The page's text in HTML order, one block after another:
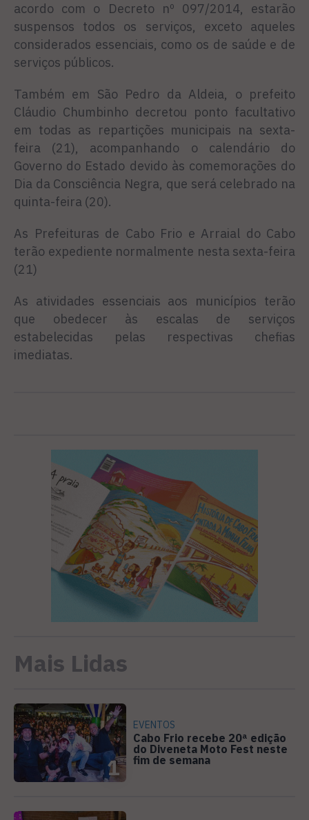
acordo com o Decreto nº 097/2014, estarão
suspensos todos os serviços, exceto aqueles
considerados essenciais, como os de saúde e de
serviços públicos.
Também em São Pedro da Aldeia, o prefeito
Cláudio Chumbinho decretou ponto facultativo
em todas as repartições municipais na sexta-
feira (21), acompanhando o calendário do
Governo do Estado devido às comemorações do
Dia da Consciência Negra, que será celebrado na
quinta-feira (20).
As Prefeituras de Cabo Frio e Arraial do Cabo
terão expediente normalmente nesta sexta-feira
(21)
As atividades essenciais aos municípios terão
que obedecer às escalas de serviços
estabelecidas pelas respectivas chefias
imediatas.
Mais Lidas
1
EVENTOS
Cabo Frio recebe 20ª edição
do Diveneta Moto Fest neste
fim de semana